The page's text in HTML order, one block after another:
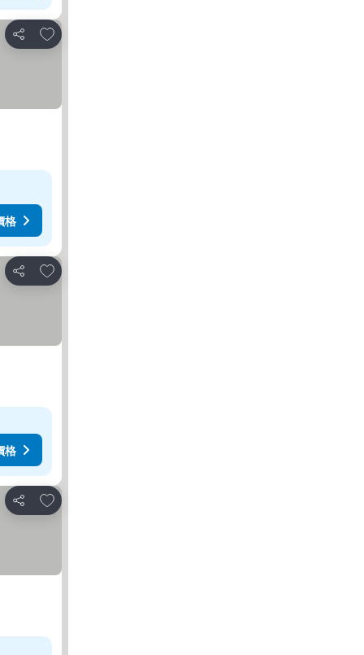
分享
加入我的最愛
格
分享
加入我的最愛
格
分享
加入我的最愛